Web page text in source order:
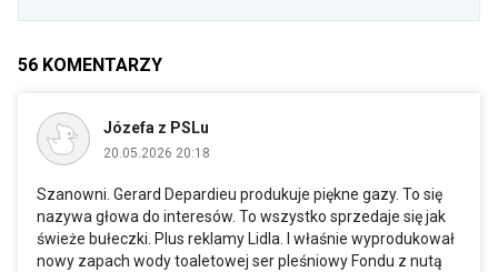
56 KOMENTARZY
Józefa z PSLu
20.05.2026 20:18
Szanowni. Gerard Depardieu produkuje piękne gazy. To się
nazywa głowa do interesów. To wszystko sprzedaje się jak
świeże bułeczki. Plus reklamy Lidla. I właśnie wyprodukował
nowy zapach wody toaletowej ser pleśniowy Fondu z nutą